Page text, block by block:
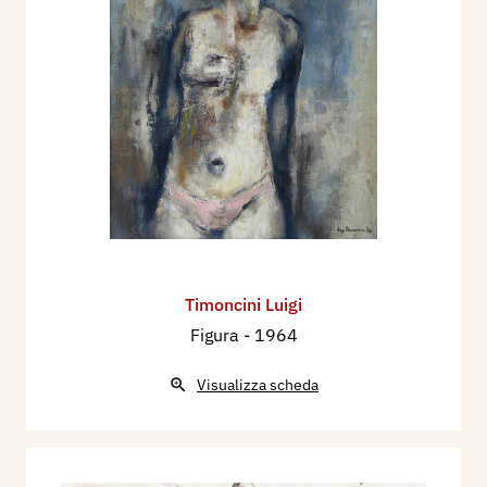
Timoncini Luigi
Figura - 1964
Visualizza scheda